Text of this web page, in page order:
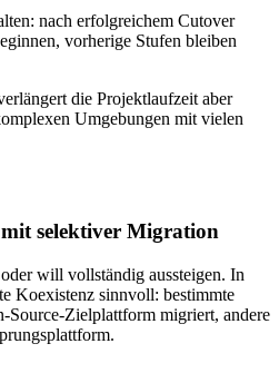
nach erfolgreichem Cutover
vorherige Stufen bleiben
die Projektlaufzeit aber
Umgebungen mit vielen
selektiver Migration
will vollständig aussteigen. In
Koexistenz sinnvoll: bestimmte
Source-Zielplattform migriert, andere